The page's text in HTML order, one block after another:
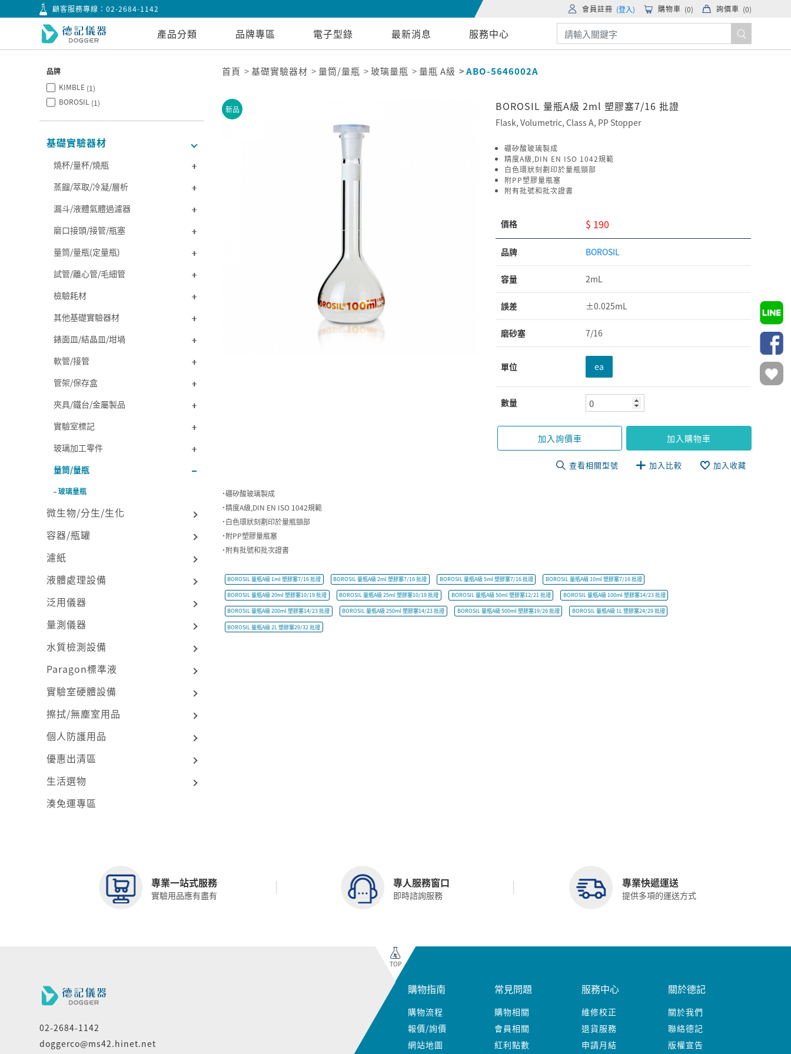
顧客服務專線：02-2684-1142 會員註冊 (登入) 購物車 (0) 詢價車 (0)
產品分類 品牌專區 電子型錄 最新消息 服務中心
品牌
KIMBLE (1)
BOROSIL (1)
基礎實驗器材
燒杯/量杯/燒瓶
蒸餾/萃取/冷凝/層析
漏斗/液體氣體過濾器
磨口接頭/接管/瓶塞
量筒/量瓶(定量瓶)
試管/離心管/毛細管
檢驗耗材
其他基礎實驗器材
錶面皿/結晶皿/坩堝
軟管/接管
管架/保存盒
夾具/鐵台/金屬製品
實驗室標記
玻璃加工零件
量筒/量瓶
玻璃量瓶
微生物/分生/生化
容器/瓶罐
濾紙
液體處理設備
泛用儀器
量測儀器
水質檢測設備
Paragon標準液
實驗室硬體設備
擦拭/無塵室用品
個人防護用品
優惠出清區
生活選物
湊免運專區
首頁 基礎實驗器材 量筒/量瓶 玻璃量瓶 量瓶 A級 ABO-5646002A
新品 BOROSIL 量瓶A級 2ml 塑膠塞7/16 批證
Flask, Volumetric, Class A, PP Stopper
硼矽酸玻璃製成
精度A級,DIN EN ISO 1042規範
白色環狀刻劃印於量瓶頸部
附PP塑膠量瓶塞
附有批號和批次證書
價格 $ 190
品牌 BOROSIL
容量 2mL
誤差 ±0.025mL
磨砂塞 7/16
單位 ea
數量
加入詢價車 加入購物車
查看相關型號 加入比較 加入收藏
˙硼矽酸玻璃製成
˙精度A級,DIN EN ISO 1042規範
˙白色環狀刻劃印於量瓶頸部
˙附PP塑膠量瓶塞
˙附有批號和批次證書
BOROSIL 量瓶A級 1ml 塑膠塞7/16 批證 BOROSIL 量瓶A級 2ml 塑膠塞7/16 批證 BOROSIL 量瓶A級 5ml 塑膠塞7/16 批證 BOROSIL 量瓶A級 10ml 塑膠塞7/16 批證
BOROSIL 量瓶A級 20ml 塑膠塞10/19 批證 BOROSIL 量瓶A級 25ml 塑膠塞10/19 批證 BOROSIL 量瓶A級 50ml 塑膠塞12/21 批證 BOROSIL 量瓶A級 100ml 塑膠塞14/23 批證
BOROSIL 量瓶A級 200ml 塑膠塞14/23 批證 BOROSIL 量瓶A級 250ml 塑膠塞14/23 批證 BOROSIL 量瓶A級 500ml 塑膠塞19/26 批證 BOROSIL 量瓶A級 1L 塑膠塞24/29 批證
BOROSIL 量瓶A級 2L 塑膠塞29/32 批證
專業一站式服務
實驗用品應有盡有
專人服務窗口
即時諮詢服務
專業快遞運送
提供多項的運送方式
TOP
02-2684-1142
doggerco@ms42.hinet.net
購物指南
購物流程
報價/詢價
網站地圖
常見問題
購物相關
會員相關
紅利點數
服務中心
維修校正
退貨服務
申請月結
關於德記
關於我們
聯絡德記
版權宣告